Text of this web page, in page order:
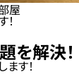
屋
！
を解決！
す！